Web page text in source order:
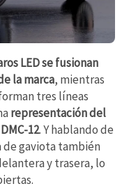
LED se fusionan
la marca, mientras
tres líneas
representación del
12. Y hablando de
de gaviota también
y trasera, lo